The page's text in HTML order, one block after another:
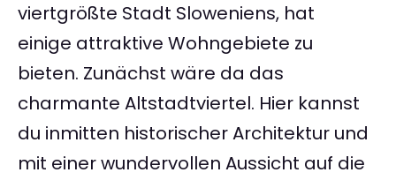
viertgrößte Stadt Sloweniens, hat
einige attraktive Wohngebiete zu
bieten. Zunächst wäre da das
charmante Altstadtviertel. Hier kannst
du inmitten historischer Architektur und
mit einer wundervollen Aussicht auf die